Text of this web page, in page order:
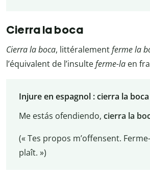
Cierra la boca
Cierra la boca, littéralementferme la
l’équivalent de l’insulteferme-la en
Injure en espagnol : cierra la boca
Me estás ofendiendo, cierra la
(« Tes propos m’offensent.
plaît. »)